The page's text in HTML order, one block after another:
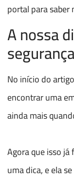
portal para saber
A nossa
No início do
encontrar uma
ainda mais
Agora que isso
uma dica, e ela